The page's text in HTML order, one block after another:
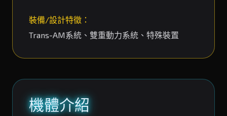
裝備/設計特徵：
Trans-AM系統、雙重動力系統、特殊裝置
機體介紹